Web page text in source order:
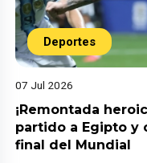
Deportes
07 Jul 2026
¡Remontada
partido a Egipto y
final del Mundial